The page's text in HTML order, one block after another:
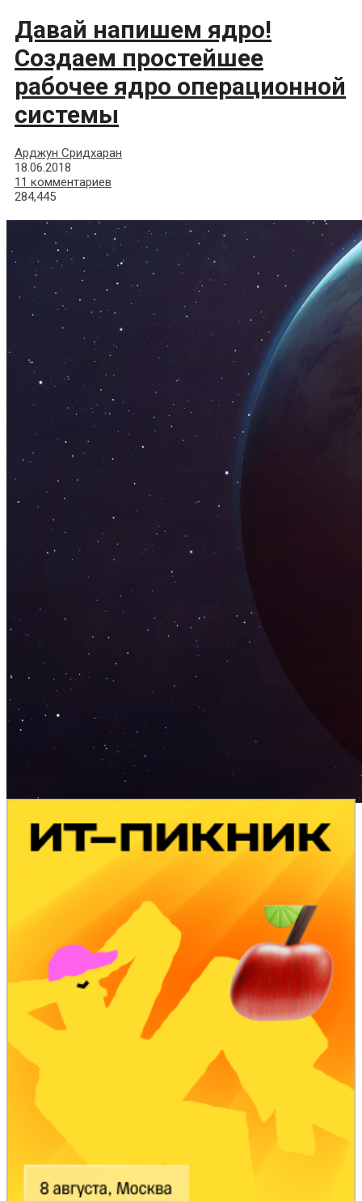
Давай напишем ядро!
Создаем простейшее
рабочее ядро операционной
системы
Арджун Сридхаран
18.06.2018
11 комментариев
284,445